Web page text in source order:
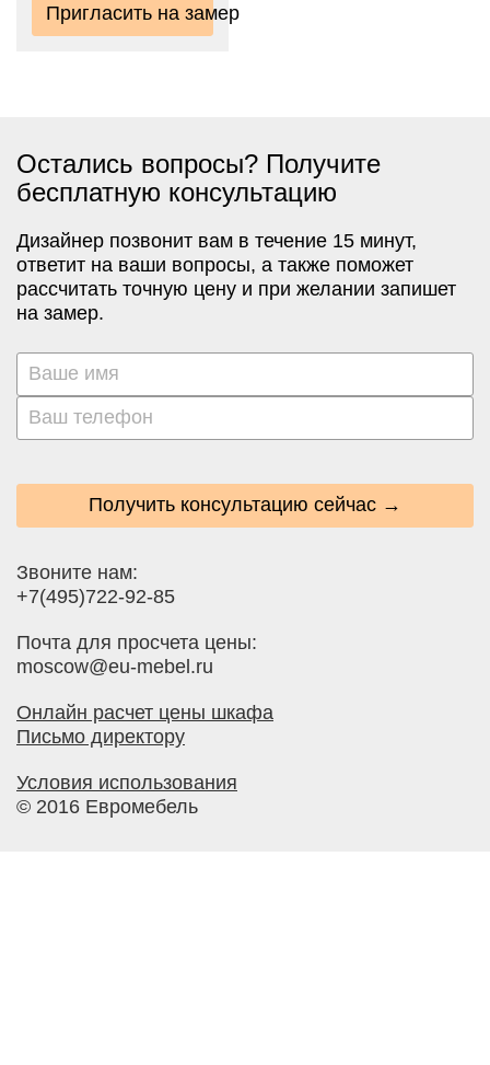
Пригласить на замер
Остались вопросы? Получите
бесплатную консультацию
Дизайнер позвонит вам в течение 15 минут,
ответит на ваши вопросы, а также поможет
рассчитать точную цену и при желании запишет
на замер.
Получить консультацию сейчас →
Звоните нам:
+7(495)722-92-85
Почта для просчета цены:
moscow@eu-mebel.ru
Онлайн расчет цены шкафа
Письмо директору
Условия использования
© 2016 Евромебель